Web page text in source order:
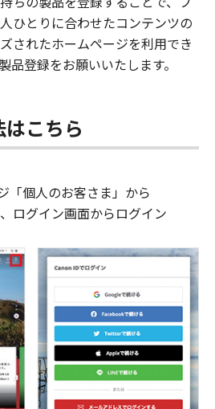
ひとりに合わせたコンテンツの
されたホームページを利用でき
品登録をお願いいたします。
こちら
「個人のお客さま」から
ログイン画面からログイン